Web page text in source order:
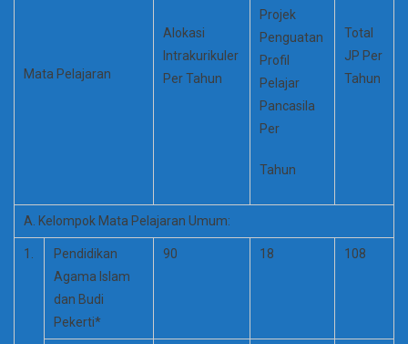
Mata Pelajaran
Alokasi
Intrakurikuler
Per Tahun
Projek
Penguatan
Profil
Pelajar
Pancasila
Per
Tahun
Total
JP Per
Tahun
A. Kelompok Mata Pelajaran Umum:
1.
Pendidikan
Agama Islam
dan Budi
Pekerti*
90 18 108